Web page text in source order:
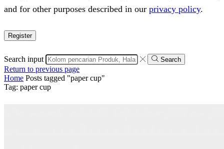
and for other purposes described in our privacy policy.
Register
Search input Search
Return to previous page
Home Posts tagged "paper cup"
Tag: paper cup